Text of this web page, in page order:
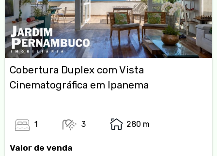
Cobertura Duplex com Vista
Cinematográfica em Ipanema
1 3 280 m
Valor de venda